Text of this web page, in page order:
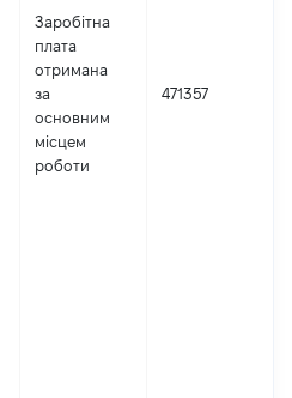
Заробітна
плата
отримана
за
основним
місцем
роботи
471357